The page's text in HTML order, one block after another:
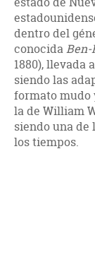
dentro del
conocidaBen-
1880), llevada
siendo las
formato mudo
la de William
siendo una de
los tiempos.